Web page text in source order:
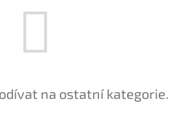
na ostatní kategorie.